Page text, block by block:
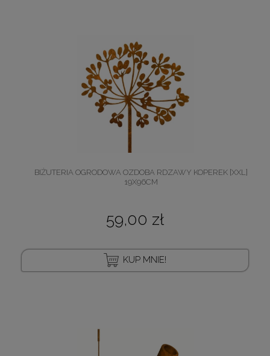
BIŻUTERIA OGRODOWA OZDOBA RDZAWY KOPEREK [XXL]
19X96CM
59,00 zł
KUP MNIE!